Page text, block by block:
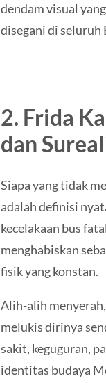
dendam visual
disegani di seluruh
2. Frida
dan
Siapa yang tidak
adalah definisi
kecelakaan bus
menghabiskan
fisik yang konstan.
Alih-alih
melukis dirinya
sakit, keguguran,
identitas budaya